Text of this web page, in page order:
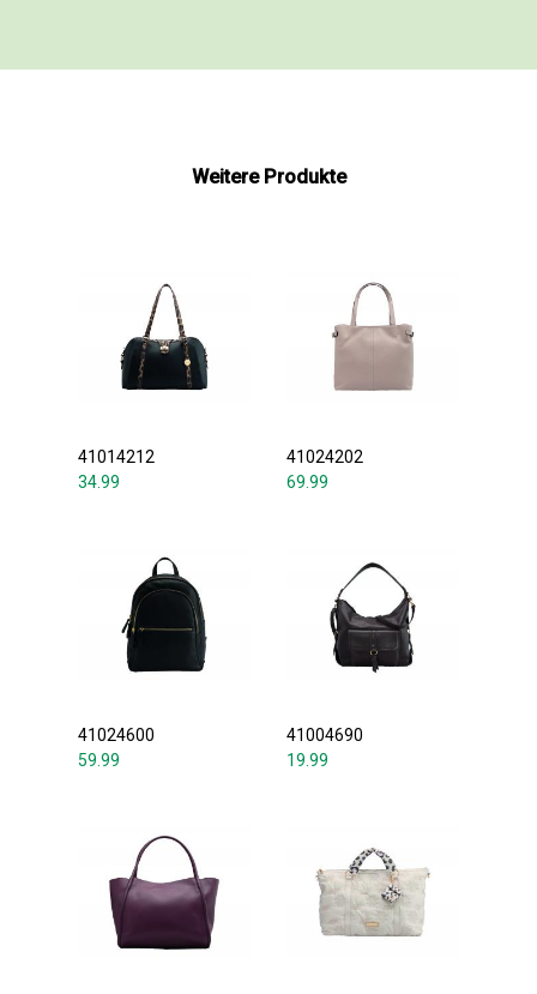
Weitere Produkte
41014212
34.99
41024202
69.99
41024600
59.99
41004690
19.99